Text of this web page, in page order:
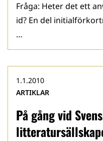
Fråga: Heter det ett
id? En del
…
På gång vid
1.1.2010
ARTIKLAR